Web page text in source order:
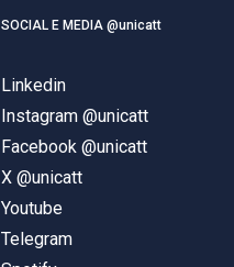
SOCIAL E MEDIA @unicatt
Linkedin
Instagram @unicatt
Facebook @unicatt
X @unicatt
Youtube
Telegram